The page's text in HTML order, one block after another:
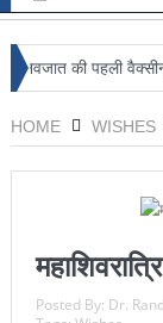
की पहली वैक्सीन, यही
HOME WISHES
Posted By: Dr.